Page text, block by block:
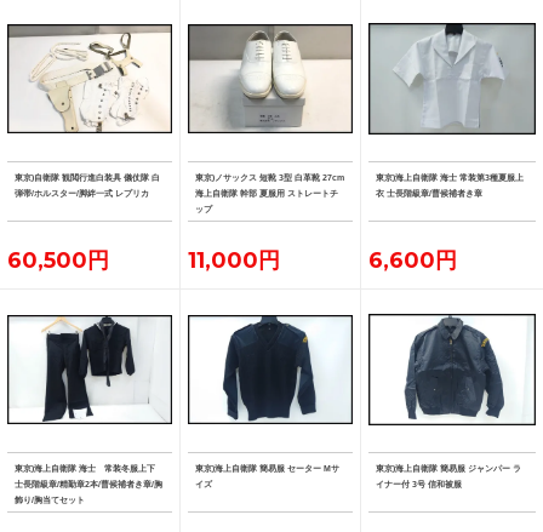
東京)自衛隊 観閲行進白装具 儀仗隊 白
弾帯/ホルスター/脚絆一式 レプリカ
60,500円
東京)ノサックス 短靴 3型 白革靴 27cm
海上自衛隊 幹部 夏服用 ストレートチ
ップ
11,000円
東京)海上自衛隊 海士 常装第3種夏服上
衣 士長階級章/曹候補者き章
6,600円
東京)海上自衛隊 海士 常装冬服上下
士長階級章/精勤章2本/曹候補者き章/胸
飾り/胸当てセット
東京)海上自衛隊 簡易服 セーター Mサ
イズ
東京)海上自衛隊 簡易服 ジャンパー ラ
イナー付 3号 信和被服